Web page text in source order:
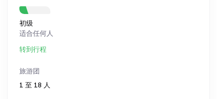
初级
适合任何人
转到行程
旅游团
1 至 18 人